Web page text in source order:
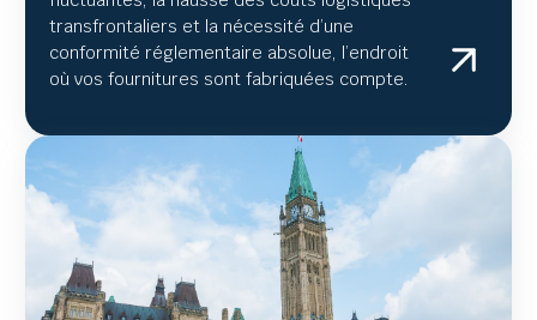
transfrontaliers et la nécessité d’une
conformité réglementaire absolue, l’endroit
où vos fournitures sont fabriquées compte.